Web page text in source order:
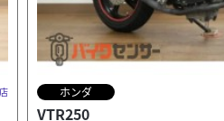
ホンダ
CT125 HUNTER CUB